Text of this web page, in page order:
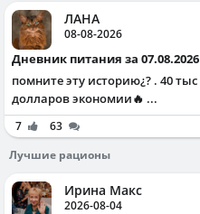
ЛАНА
08-08-2026
Дневник питания за 07.08.2026
помните эту историю¿? . 40 тыс
долларов экономии🔥 ...
7
63
Лучшие рационы
Ирина Макс
2026-08-04